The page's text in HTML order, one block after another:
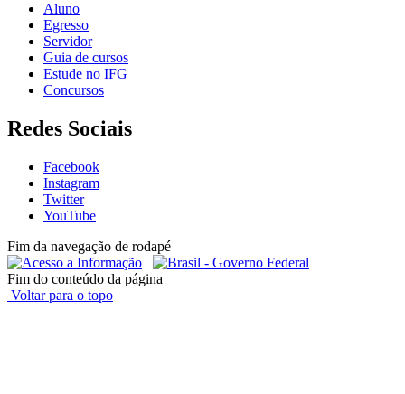
Aluno
Egresso
Servidor
Guia de cursos
Estude no IFG
Concursos
Redes Sociais
Facebook
Instagram
Twitter
YouTube
Fim da navegação de rodapé
Fim do conteúdo da página
Voltar para o topo